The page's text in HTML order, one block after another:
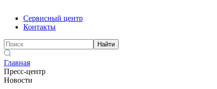
Сервисный центр
Контакты
Найти
Главная
Пресс-центр
Новости